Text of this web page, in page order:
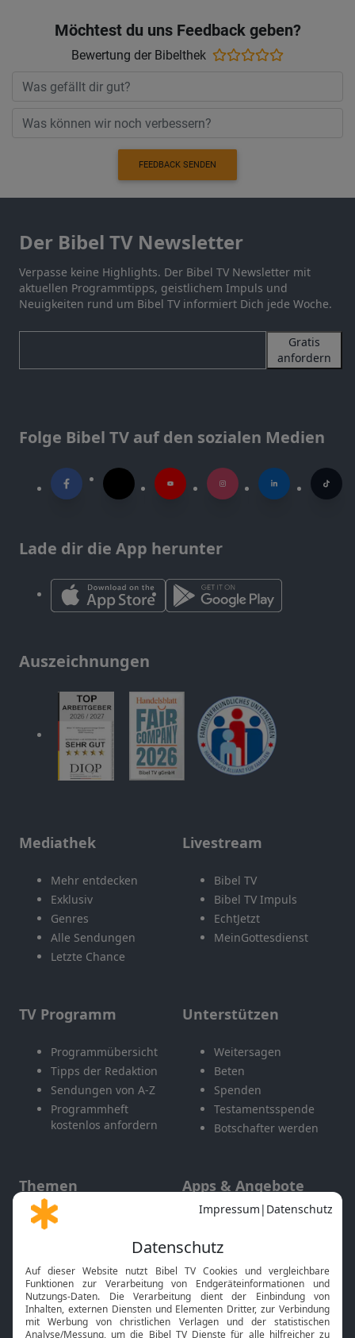
Möchtest du uns Feedback geben?
Bewertung der Bibelthek
FEEDBACK SENDEN
Der Bibel TV Newsletter
Verpasse keine Highlights. Der Bibel TV Newsletter mit
aktuellen Programmtipps, geistlichem Impuls und
Neuigkeiten rund um Bibel TV informiert Dich jede Woche.
Gratis
anfordern
Folge Bibel TV auf den sozialen Medien
Lade dir die App herunter
Auszeichnungen
Mediathek
Mehr entdecken
Exklusiv
Genres
Alle Sendungen
Letzte Chance
Livestream
Bibel TV
Bibel TV Impuls
EchtJetzt
MeinGottesdienst
TV Programm
Programmübersicht
Tipps der Redaktion
Sendungen von A-Z
Programmheft
kostenlos anfordern
Unterstützen
Weitersagen
Beten
Spenden
Testamentsspende
Botschafter werden
Themen
Gott und Bibel erklärt
Neuigkeiten
Apps & Angebote
Mobile App
Smart TV
HbbTV
Bibelthek Online-Bibel